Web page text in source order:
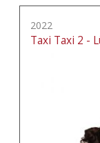
2022
Taxi Taxi 2 -